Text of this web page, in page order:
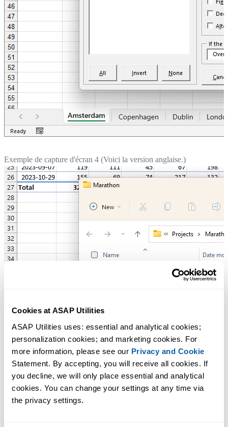
Cookies at ASAP Utilities
ASAP Utilities uses: essential and analytical cookies;
personalization cookies; and marketing cookies. For
more information, please see our Privacy and Cookie
Statement. By accepting, you will receive all cookies. If
you decline, we will only place essential and analytical
cookies. You can change your settings at any time via
the privacy settings.
Exemple de capture d'écran 4 (Voici la version anglaise.)